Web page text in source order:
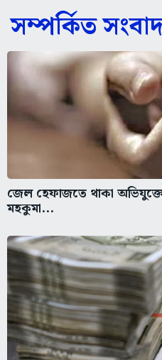
সম্পর্কিত
জেল হেফাজতে থাকা
মহকুমা...